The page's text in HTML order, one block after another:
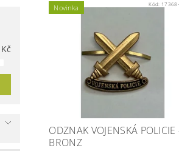
Kč
Novinka Kód:
ODZNAK VOJENSKÁ POLICIE
BRONZ